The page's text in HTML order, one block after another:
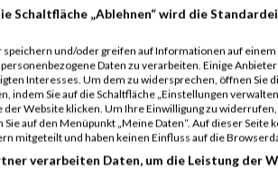
Bickert-Kalb
Reich
Timmermans
Moroff
Wetzstein
Lehmann
Schaltfläche „Ablehnen“ wird die
und/oder greifen auf Informationen auf einem
Daten zu verarbeiten. Einige
Interesses. Um dem zu widersprechen, öffnen Sie
indem Sie auf die Schaltfläche „Einstellungen
Website klicken. Um Ihre Einwilligung zu
auf den Menüpunkt „Meine Daten“. Auf dieser
mitgeteilt und haben keinen Einfluss auf die
verarbeiten Daten, um die Leistung der